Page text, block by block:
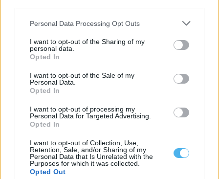
Personal Data Processing Opt Outs
I want to opt-out of the Sharing of my
personal data.
Opted In
I want to opt-out of the Sale of my
Personal Data.
Opted In
I want to opt-out of processing my
Personal Data for Targeted Advertising.
Opted In
I want to opt-out of Collection, Use,
Retention, Sale, and/or Sharing of my
Personal Data that Is Unrelated with the
Purposes for which it was collected.
Opted Out
Cinco clubes do Alentejo disputam final regional da Medida
Mérito 2026
A Direção Regional do Alentejo do Instituto Português do
Desporto e Juventude (IPDJ) selecionou...
31 Julho, 2026 - 20:00